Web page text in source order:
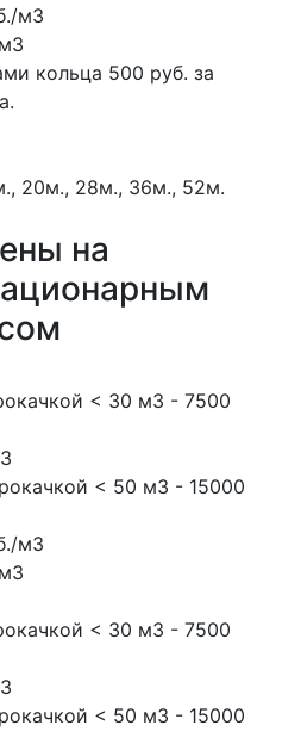
м3
кольца 500 руб. за
20м., 28м., 36м., 52м.
на
< 30 м3 - 7500
< 50 м3 - 15000
м3
< 30 м3 - 7500
< 50 м3 - 15000